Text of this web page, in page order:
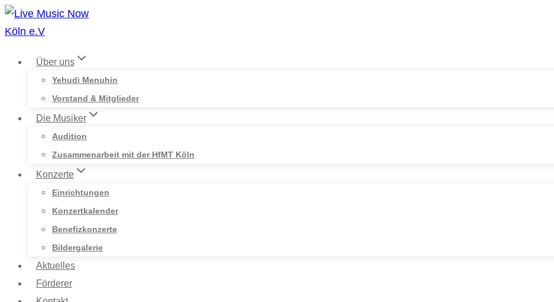
Zum
Inhalt
Über uns
Yehudi Menuhin
Vorstand & Mitglieder
Die Musiker
Audition
Zusammenarbeit mit der HfMT Köln
Konzerte
Einrichtungen
Konzertkalender
Benefizkonzerte
Bildergalerie
Aktuelles
Förderer